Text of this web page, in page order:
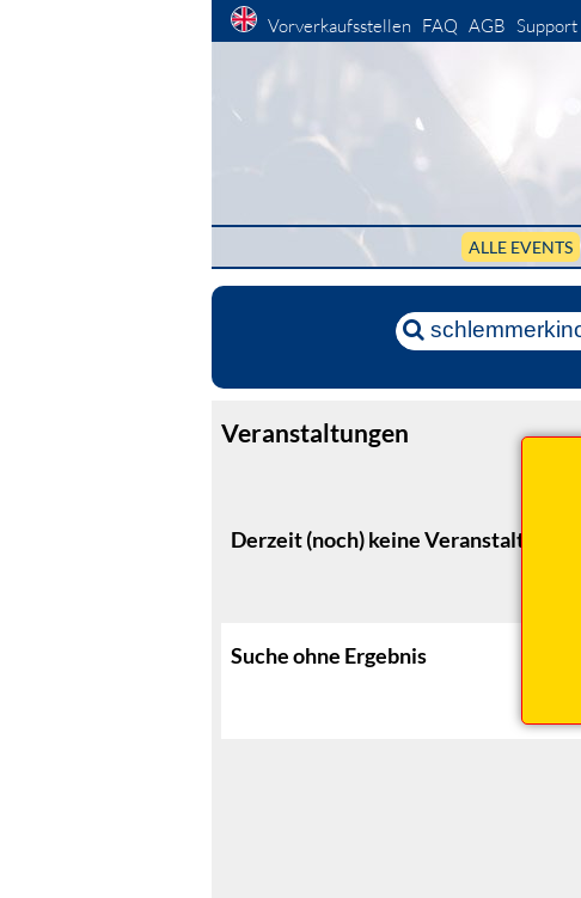
Vorverkaufsstellen FAQ AGB Support
ALLE EVENTS
Veranstaltungen
Derzeit (noch) keine Veranstaltungen
Suche ohne Ergebnis